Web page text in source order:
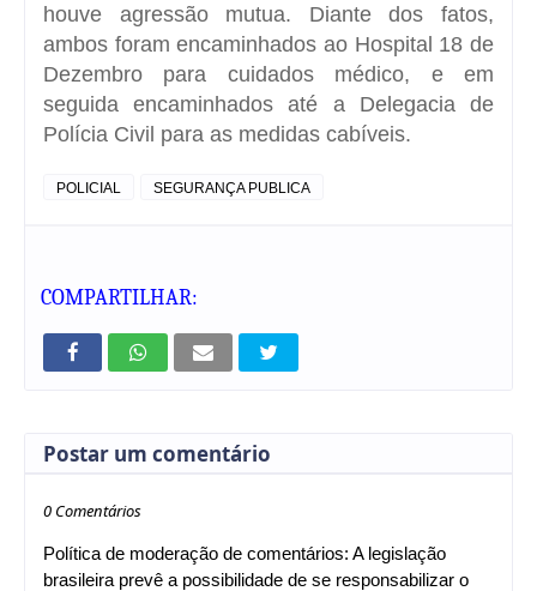
houve agressão mutua. Diante dos fatos,
ambos foram encaminhados ao Hospital 18 de
Dezembro para cuidados médico, e em
seguida encaminhados até a Delegacia de
Polícia Civil para as medidas cabíveis.
POLICIAL SEGURANÇA PUBLICA
COMPARTILHAR:
Postar um comentário
0 Comentários
Política de moderação de comentários: A legislação
brasileira prevê a possibilidade de se responsabilizar o